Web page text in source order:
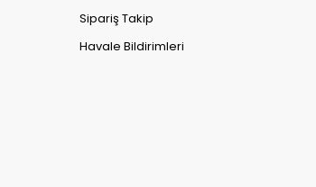
Sipariş Takip
Havale Bildirimleri